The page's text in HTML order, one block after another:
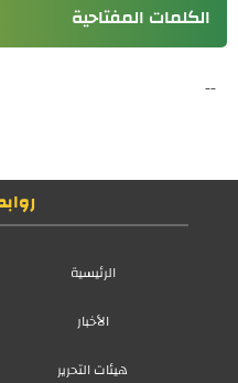
الكلمات المفتاحية
--
الرئيسية
الأخبار
هيئات التحرير